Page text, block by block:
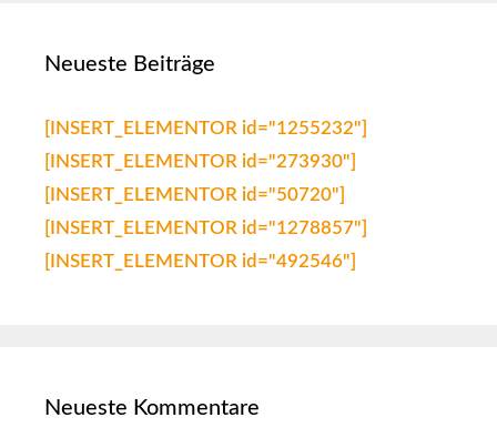
Neueste Beiträge
[INSERT_ELEMENTOR id="1255232"]
[INSERT_ELEMENTOR id="273930"]
[INSERT_ELEMENTOR id="50720"]
[INSERT_ELEMENTOR id="1278857"]
[INSERT_ELEMENTOR id="492546"]
Neueste Kommentare